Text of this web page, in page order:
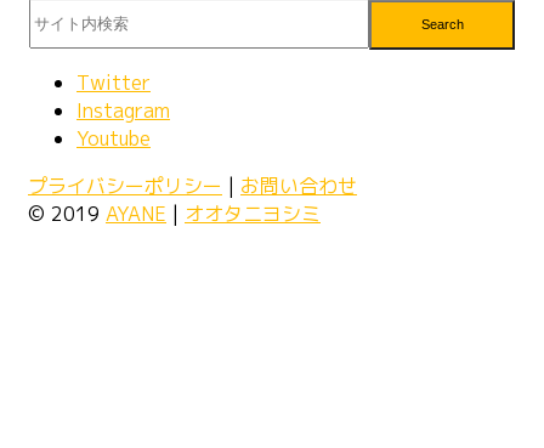
Search
Twitter
Instagram
Youtube
プライバシーポリシー | お問い合わせ
© 2019 AYANE | オオタニヨシミ